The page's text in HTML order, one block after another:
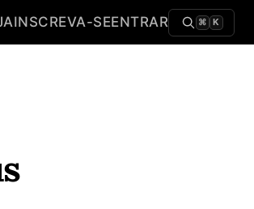
INSCREVA-SEENTRAR ⌘ K